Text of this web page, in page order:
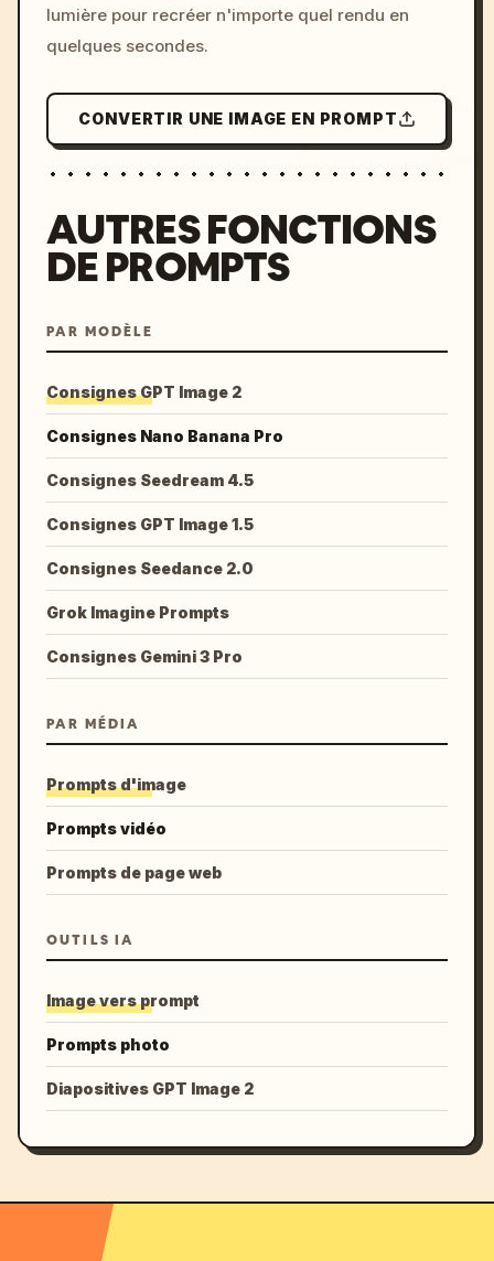
lumière pour recréer n'importe quel rendu en
quelques secondes.
CONVERTIR UNE IMAGE EN PROMPT
AUTRES FONCTIONS
DE PROMPTS
PAR MODÈLE
Consignes GPT Image 2
Consignes Nano Banana Pro
Consignes Seedream 4.5
Consignes GPT Image 1.5
Consignes Seedance 2.0
Grok Imagine Prompts
Consignes Gemini 3 Pro
PAR MÉDIA
Prompts d'image
Prompts vidéo
Prompts de page web
OUTILS IA
Image vers prompt
Prompts photo
Diapositives GPT Image 2